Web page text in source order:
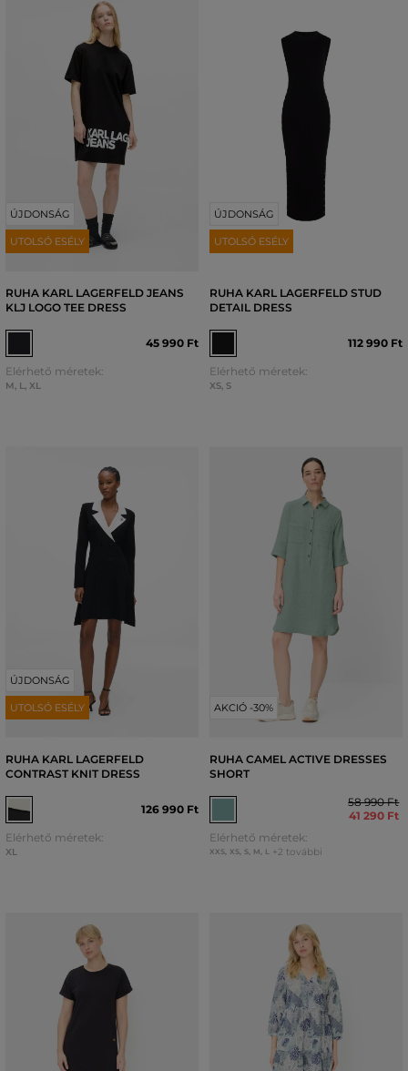
ÚJDONSÁG
UTOLSÓ ESÉLY
RUHA KARL LAGERFELD JEANS
KLJ LOGO TEE DRESS
45 990 Ft
Elérhető méretek:
M, L, XL
ÚJDONSÁG
UTOLSÓ ESÉLY
RUHA KARL LAGERFELD STUD
DETAIL DRESS
112 990 Ft
Elérhető méretek:
XS, S
ÚJDONSÁG
UTOLSÓ ESÉLY
RUHA KARL LAGERFELD
CONTRAST KNIT DRESS
126 990 Ft
Elérhető méretek:
XL
AKCIÓ -30%
RUHA CAMEL ACTIVE DRESSES
SHORT
58 990 Ft
41 290 Ft
Elérhető méretek:
XXS, XS, S, M, L +2 további